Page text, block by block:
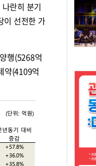
란히 분기
이 선전한 가
행(5268억
약(4109억
박병준의 클래스토리